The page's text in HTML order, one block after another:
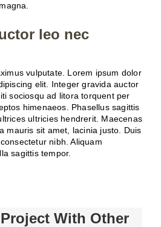
leo nec
vulputate. Lorem ipsum dolor
elit. Integer gravida auctor
sociosqu ad litora torquent per
himenaeos. Phasellus sagittis
ultricies hendrerit. Maecenas
mauris sit amet, lacinia justo. Duis
nibh. Aliquam
sagittis tempor.
With Other